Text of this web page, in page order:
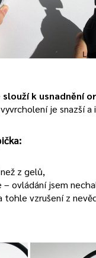
slouží k usnadnění
je snazší a
z gelů,
ovládání jsem
tohle vzrušení z